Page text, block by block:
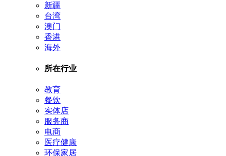
新疆
台湾
澳门
香港
海外
所在行业
教育
餐饮
实体店
服务商
电商
医疗健康
环保家居